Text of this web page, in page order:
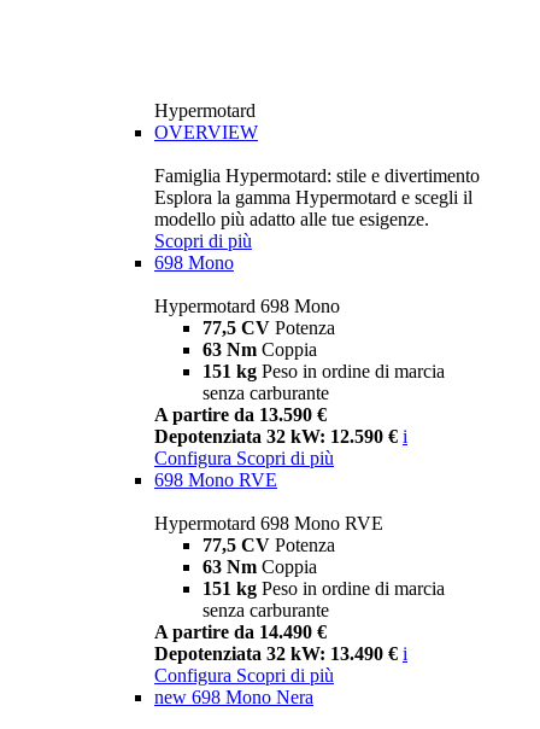
Hypermotard
OVERVIEW
Famiglia Hypermotard: stile e divertimento
Esplora la gamma Hypermotard e scegli il
modello più adatto alle tue esigenze.
Scopri di più
698 Mono
Hypermotard 698 Mono
77,5 CV Potenza
63 Nm Coppia
151 kg Peso in ordine di marcia
senza carburante
A partire da 13.590 €
Depotenziata 32 kW: 12.590 € i
Configura Scopri di più
698 Mono RVE
Hypermotard 698 Mono RVE
77,5 CV Potenza
63 Nm Coppia
151 kg Peso in ordine di marcia
senza carburante
A partire da 14.490 €
Depotenziata 32 kW: 13.490 € i
Configura Scopri di più
new 698 Mono Nera